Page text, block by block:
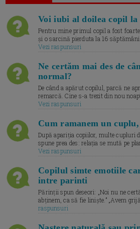
Voi iubi al doilea copil
Pentru mine primul copil a fost
și o sarcină pierduta la 16
Vezi raspunsuri
Ne certăm mai des de
normal?
De când a apărut copilul, parcă ne
remarcă. Cine s-a trezit din nou
Vezi raspunsuri
Cum ramanem un
După apariția copiilor, multe cupluri
spune prea des: relația se mută pe
Vezi raspunsuri
Copilul simte emotiile
intre parinti
Părinții spun deseori: „Noi nu ne
abținem, ca să fie liniște.” „Avem
raspunsuri